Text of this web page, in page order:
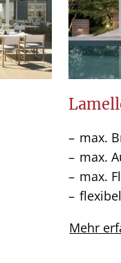
max.
max.
max.
Mehr